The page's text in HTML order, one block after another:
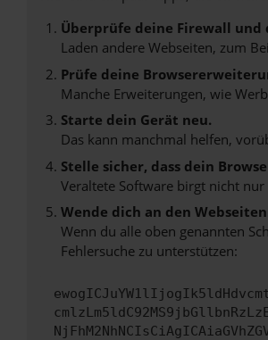
Überprüfe deine Firewall
Laden andere Webseiten, zum
Prüfe deine
Manche Erweiterungen, wie
Starte dein Gerät neu.
Das kann manchmal helfen,
Stelle sicher, dass dein
Veraltete Software birgt nicht
Wende dich an den
Wenn du alle oben genannten
Fehlersuche zu unterstützen: